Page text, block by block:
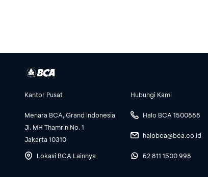
Kantor Pusat
Menara BCA, Grand Indonesia
Jl. MH Thamrin No. 1
Jakarta 10310
Lokasi BCA Lainnya
Hubungi Kami
Halo BCA 1500888
halobca@bca.co.id
62 811 1500 998